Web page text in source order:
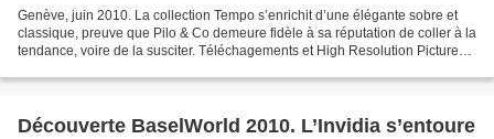
Genève, juin 2010. La collection Tempo s’enrichit d’une élégante sobre et
classique, preuve que Pilo & Co demeure fidèle à sa réputation de coller à la
tendance, voire de la susciter. Téléchagements et High Resolution Pictures -
Découverte BaselWorld 2010. L’Invidia s’entoure